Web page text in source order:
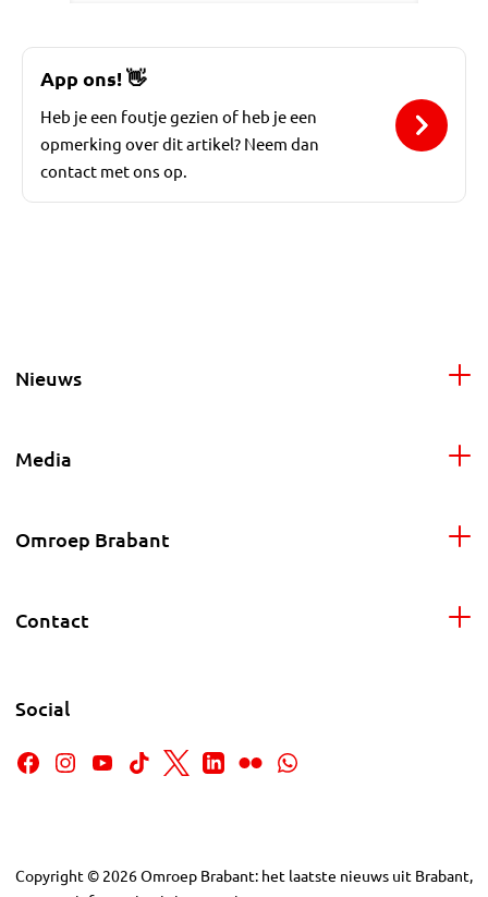
App ons!👋
Heb je een foutje gezien of heb je een
opmerking over dit artikel? Neem dan
contact met ons op.
Nieuws
Media
Omroep Brabant
Contact
Social
Copyright © 2026Omroep Brabant: het laatste nieuws uit Brabant,